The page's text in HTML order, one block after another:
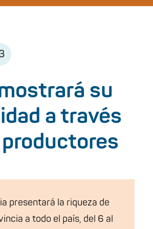
su
a través
presentará la riqueza de
a todo el país, del 6 al